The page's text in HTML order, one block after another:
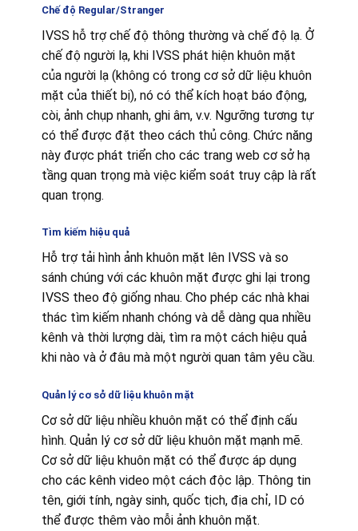
Chế độ Regular/Stranger
IVSS hỗ trợ chế độ thông thường và chế độ lạ. Ở
chế độ người lạ, khi IVSS phát hiện khuôn mặt
của người lạ (không có trong cơ sở dữ liệu khuôn
mặt của thiết bị), nó có thể kích hoạt báo động,
còi, ảnh chụp nhanh, ghi âm, v.v. Ngưỡng tương tự
có thể được đặt theo cách thủ công. Chức năng
này được phát triển cho các trang web cơ sở hạ
tầng quan trọng mà việc kiểm soát truy cập là rất
quan trọng.
Tìm kiếm hiệu quả
Hỗ trợ tải hình ảnh khuôn mặt lên IVSS và so
sánh chúng với các khuôn mặt được ghi lại trong
IVSS theo độ giống nhau. Cho phép các nhà khai
thác tìm kiếm nhanh chóng và dễ dàng qua nhiều
kênh và thời lượng dài, tìm ra một cách hiệu quả
khi nào và ở đâu mà một người quan tâm yêu cầu.
Quản lý cơ sở dữ liệu khuôn mặt
Cơ sở dữ liệu nhiều khuôn mặt có thể định cấu
hình. Quản lý cơ sở dữ liệu khuôn mặt mạnh mẽ.
Cơ sở dữ liệu khuôn mặt có thể được áp dụng
cho các kênh video một cách độc lập. Thông tin
tên, giới tính, ngày sinh, quốc tịch, địa chỉ, ID có
thể được thêm vào mỗi ảnh khuôn mặt.